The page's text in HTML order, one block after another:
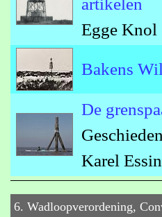
artikelen
Egge Knol
Bakens
De
Karel
6. Wadloopverordening,